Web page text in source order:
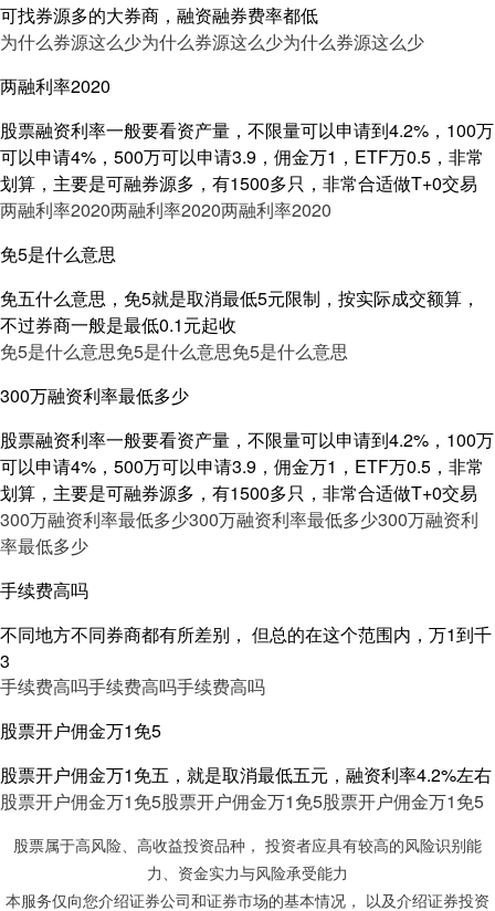
可找券源多的大券商，融资融券费率都低
为什么券源这么少为什么券源这么少为什么券源这么少
两融利率2020
股票融资利率一般要看资产量，不限量可以申请到4.2%，100万
可以申请4%，500万可以申请3.9，佣金万1，ETF万0.5，非常
划算，主要是可融券源多，有1500多只，非常合适做T+0交易
两融利率2020两融利率2020两融利率2020
免5是什么意思
免五什么意思，免5就是取消最低5元限制，按实际成交额算，
不过券商一般是最低0.1元起收
免5是什么意思免5是什么意思免5是什么意思
300万融资利率最低多少
股票融资利率一般要看资产量，不限量可以申请到4.2%，100万
可以申请4%，500万可以申请3.9，佣金万1，ETF万0.5，非常
划算，主要是可融券源多，有1500多只，非常合适做T+0交易
300万融资利率最低多少300万融资利率最低多少300万融资利
率最低多少
手续费高吗
不同地方不同券商都有所差别， 但总的在这个范围内，万1到千
3
手续费高吗手续费高吗手续费高吗
股票开户佣金万1免5
股票开户佣金万1免五，就是取消最低五元，融资利率4.2%左右
股票开户佣金万1免5股票开户佣金万1免5股票开户佣金万1免5
股票属于高风险、高收益投资品种， 投资者应具有较高的风险识别能
力、资金实力与风险承受能力
本服务仅向您介绍证券公司和证券市场的基本情况， 以及介绍证券投资